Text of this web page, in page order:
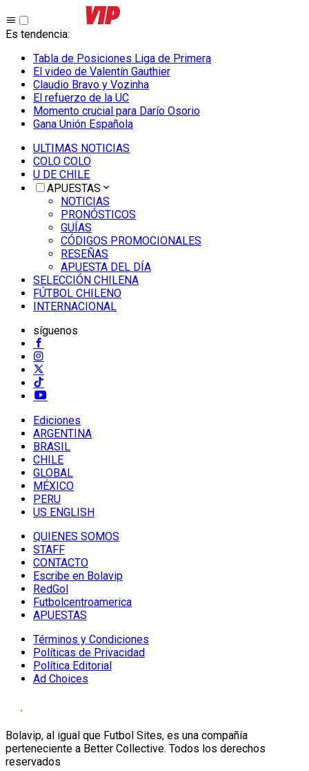
Es tendencia:
Tabla de Posiciones Liga de Primera
El video de Valentín Gauthier
Claudio Bravo y Vozinha
El refuerzo de la UC
Momento crucial para Darío Osorio
Gana Unión Española
ULTIMAS NOTICIAS
COLO COLO
U DE CHILE
APUESTAS
NOTICIAS
PRONÓSTICOS
GUÍAS
CÓDIGOS PROMOCIONALES
RESEÑAS
APUESTA DEL DÍA
SELECCIÓN CHILENA
FÚTBOL CHILENO
INTERNACIONAL
síguenos
Ediciones
ARGENTINA
BRASIL
CHILE
GLOBAL
MÉXICO
PERU
US ENGLISH
QUIENES SOMOS
STAFF
CONTACTO
Escribe en Bolavip
RedGol
Futbolcentroamerica
APUESTAS
Términos y Condiciones
Políticas de Privacidad
Política Editorial
Ad Choices
Bolavip, al igual que Futbol Sites, es una compañía
perteneciente a Better Collective. Todos los derechos
reservados